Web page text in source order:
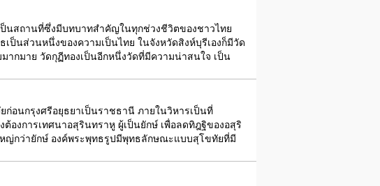
นสถานที่ซึ่งมีบทบาทสำคัญในทุกช่วงชีวิตของชาวไทย
ป็นส่วนหนึ่งของความเป็นไทย ในจังหวัดสิงห์บุรีเองก็มีวัด
กมาย วัดกุฏีทองเป็นอีกหนึ่งวัดที่มีความน่าสนใจ เป็น
อนกรุงศรีอยุธยาเป็นราชธานี ภายในวิหารเป็นที่
งการเทศนาอสุรินทราหู ผู้เป็นยักษ์ เพื่อลดทิฎฐิของอสุริ
หญ่กว่ายักษ์ องค์พระพุทธรูปมีพุทธลักษณะแบบสุโขทัยที่มี